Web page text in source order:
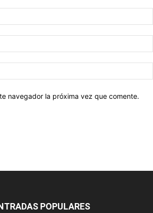
navegador la próxima vez que comente.
POPULARES